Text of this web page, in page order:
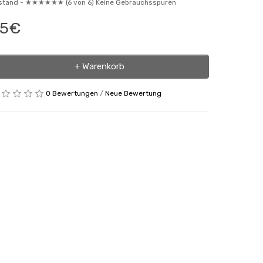
- ★★★★★★ (6 von 6) Keine Gebrauchsspuren
+ Warenkorb
0 Bewertungen / Neue Bewertung